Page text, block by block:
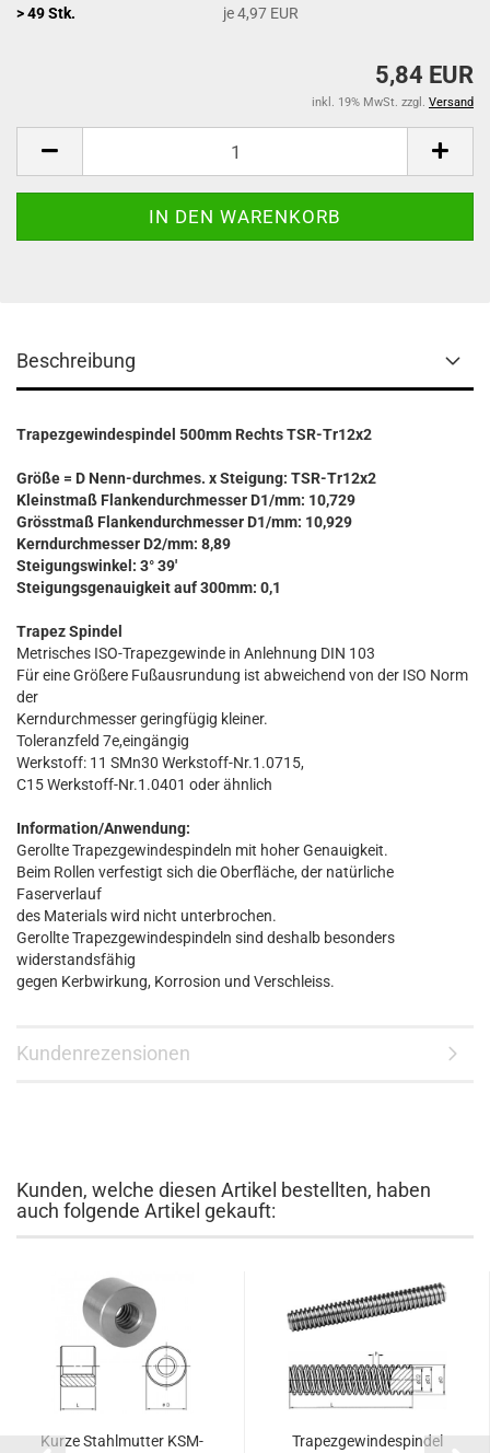
> 49 Stk.
je 4,97 EUR
5,84 EUR
inkl. 19% MwSt. zzgl. Versand
Beschreibung
Trapezgewindespindel 500mm Rechts TSR-Tr12x2
Größe = D Nenn-durchmes. x Steigung: TSR-Tr12x2
Kleinstmaß Flankendurchmesser D1/mm: 10,729
Grösstmaß Flankendurchmesser D1/mm: 10,929
Kerndurchmesser D2/mm: 8,89
Steigungswinkel: 3° 39'
Steigungsgenauigkeit auf 300mm: 0,1
Trapez Spindel
Metrisches ISO-Trapezgewinde in Anlehnung DIN 103
Für eine Größere Fußausrundung ist abweichend von der ISO Norm
der
Kerndurchmesser geringfügig kleiner.
Toleranzfeld 7e,eingängig
Werkstoff: 11 SMn30 Werkstoff-Nr.1.0715,
C15 Werkstoff-Nr.1.0401 oder ähnlich
Information/Anwendung:
Gerollte Trapezgewindespindeln mit hoher Genauigkeit.
Beim Rollen verfestigt sich die Oberfläche, der natürliche
Faserverlauf
des Materials wird nicht unterbrochen.
Gerollte Trapezgewindespindeln sind deshalb besonders
widerstandsfähig
gegen Kerbwirkung, Korrosion und Verschleiss.
Kundenrezensionen
Kunden, welche diesen Artikel bestellten, haben
auch folgende Artikel gekauft:
Kurze Stahlmutter KSM-
Trapezgewindespindel